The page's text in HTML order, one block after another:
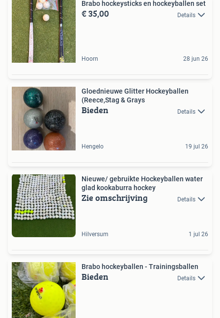
Brabo hockeysticks en hockeyballen set
€ 35,00 Details
Hoorn 28 jun 26
Gloednieuwe Glitter Hockeyballen
(Reece,Stag & Grays
Bieden Details
Hengelo 19 jul 26
Nieuwe/ gebruikte Hockeyballen water
glad kookaburra hockey
Zie omschrijving Details
Hilversum 1 jul 26
Brabo hockeyballen - Trainingsballen
Bieden Details